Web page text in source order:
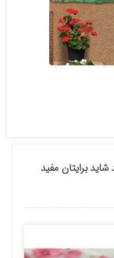
برایتان مفید